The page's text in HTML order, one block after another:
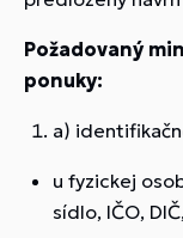
Požadovaný
ponuky:
a)
u fyzickej
sídlo, IČO,